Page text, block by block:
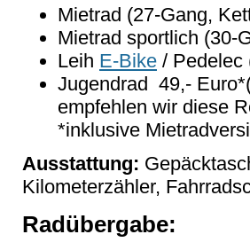
Mietrad (27-Gang,
Mietrad sportlich (30-
Leih E-Bike / Pedelec
Jugendrad 49,-
empfehlen wir diese
*inklusive
Ausstattung:
Kilometerzähler,
Radübergabe: